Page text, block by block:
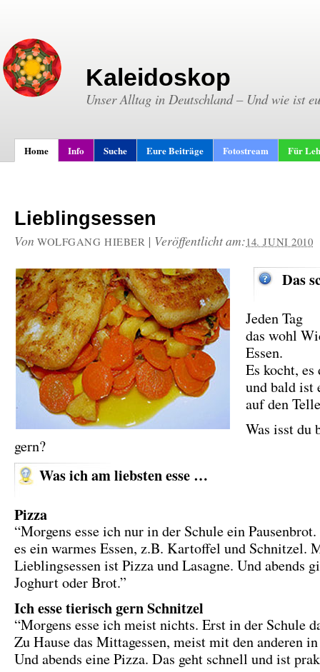
Kaleidoskop
Unser Alltag in Deutschland – Und wie ist
Home Info Suche Eure Beiträge Fotostream Für
Lieblingsessen
Von WOLFGANG HIEBER | Veröffentlicht am:14. JUNI 2010
Das
Jeden Tag
das wohl
Essen.
Es kocht,
und bald ist
auf den
Was isst du
gern?
Was ich am liebsten esse …
Pizza
“Morgens esse ich nur in der Schule ein
es ein warmes Essen, z.B. Kartoffel und Schnitzel.
Lieblingsessen ist Pizza und Lasagne. Und abends
Joghurt oder Brot.”
Ich esse tierisch gern Schnitzel
“Morgens esse ich meist nichts. Erst in der Schule
Zu Hause das Mittagessen, meist mit den anderen
Und abends eine Pizza. Das geht schnell und ist